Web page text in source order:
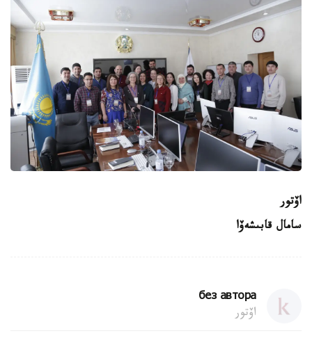
اۆتور
سامال قابىشەۆا
без автора
اۆتور